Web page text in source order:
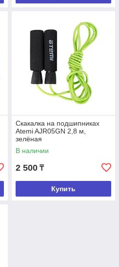
Скакалка на подшипниках
Atemi AJR05GN 2,8 м,
зелёная
В наличии
2 500 ₸
Купить